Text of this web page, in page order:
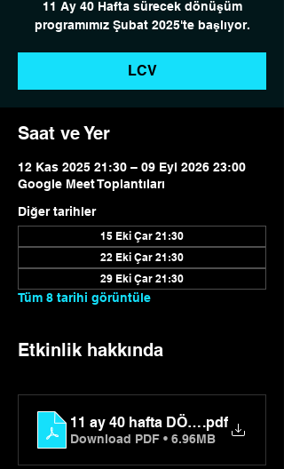
11 Ay 40 Hafta sürecek dönüşüm
programımız Şubat 2025'te başlıyor.
LCV
Saat ve Yer
12 Kas 2025 21:30 – 09 Eyl 2026 23:00
Google Meet Toplantıları
Diğer tarihler
15 Eki Çar 21:30
22 Eki Çar 21:30
29 Eki Çar 21:30
Tüm 8 tarihi görüntüle
Etkinlik hakkında
11 ay 40 hafta DÖNÜŞÜM
.pdf
Download PDF • 6.96MB